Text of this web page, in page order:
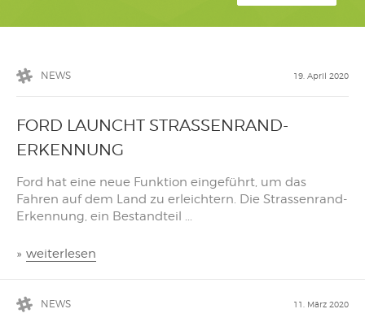
NEWS 19. April 2020
FORD LAUNCHT STRASSENRAND-
ERKENNUNG
Ford hat eine neue Funktion eingeführt, um das
Fahren auf dem Land zu erleichtern. Die Strassenrand-
Erkennung, ein Bestandteil ...
» weiterlesen
NEWS 11. März 2020